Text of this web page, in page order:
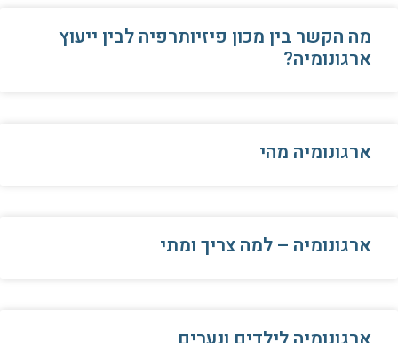
מה הקשר בין מכון פיזיותרפיה לבין ייעוץ
ארגונומיה?
ארגונומיה מהי
ארגונומיה – למה צריך ומתי